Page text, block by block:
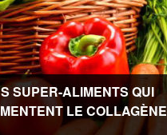
SUPER-ALIMENTS QUI
LE COLLAGÈNE